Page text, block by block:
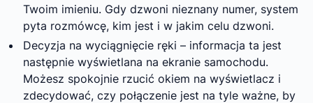
Twoim imieniu. Gdy dzwoni nieznany numer, system
pyta rozmówcę, kim jest i w jakim celu dzwoni.
Decyzja na wyciągnięcie ręki – informacja ta jest
następnie wyświetlana na ekranie samochodu.
Możesz spokojnie rzucić okiem na wyświetlacz i
zdecydować, czy połączenie jest na tyle ważne, by